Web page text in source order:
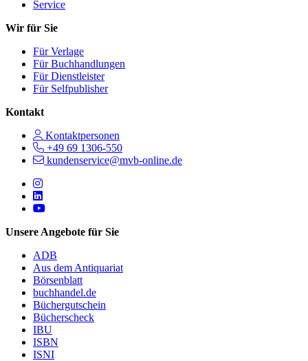
Service
Wir für Sie
Für Verlage
Für Buchhandlungen
Für Dienstleister
Für Selfpublisher
Kontakt
Kontaktpersonen
+49 69 1306-550
kundenservice@mvb-online.de
Follow us on https://www.instagram.com/lifeatmvb/
Follow us on https://www.linkedin.com/company/mvbbooks
Follow us on https://www.youtube.com/@mvbbooks
Unsere Angebote für Sie
ADB
Aus dem Antiquariat
Börsenblatt
buchhandel.de
Büchergutschein
Bücherscheck
IBU
ISBN
ISNI